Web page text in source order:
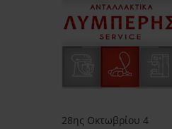
28ης Οκτωβρίου 4